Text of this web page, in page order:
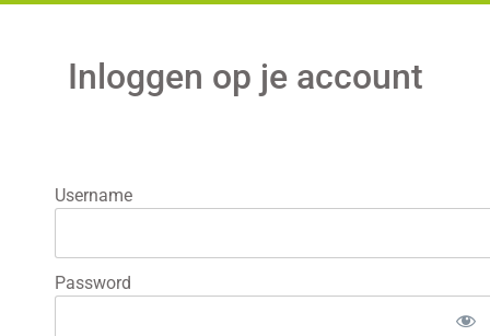
Inloggen op je account
Username
Password